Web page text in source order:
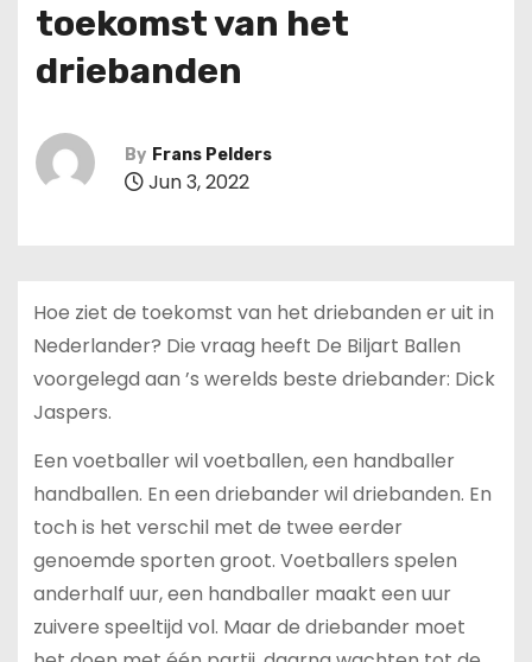
toekomst van het
driebanden
By Frans Pelders
Jun 3, 2022
Hoe ziet de toekomst van het driebanden er uit in
Nederlander? Die vraag heeft De Biljart Ballen
voorgelegd aan ’s werelds beste driebander: Dick
Jaspers.
Een voetballer wil voetballen, een handballer
handballen. En een driebander wil driebanden. En
toch is het verschil met de twee eerder
genoemde sporten groot. Voetballers spelen
anderhalf uur, een handballer maakt een uur
zuivere speeltijd vol. Maar de driebander moet